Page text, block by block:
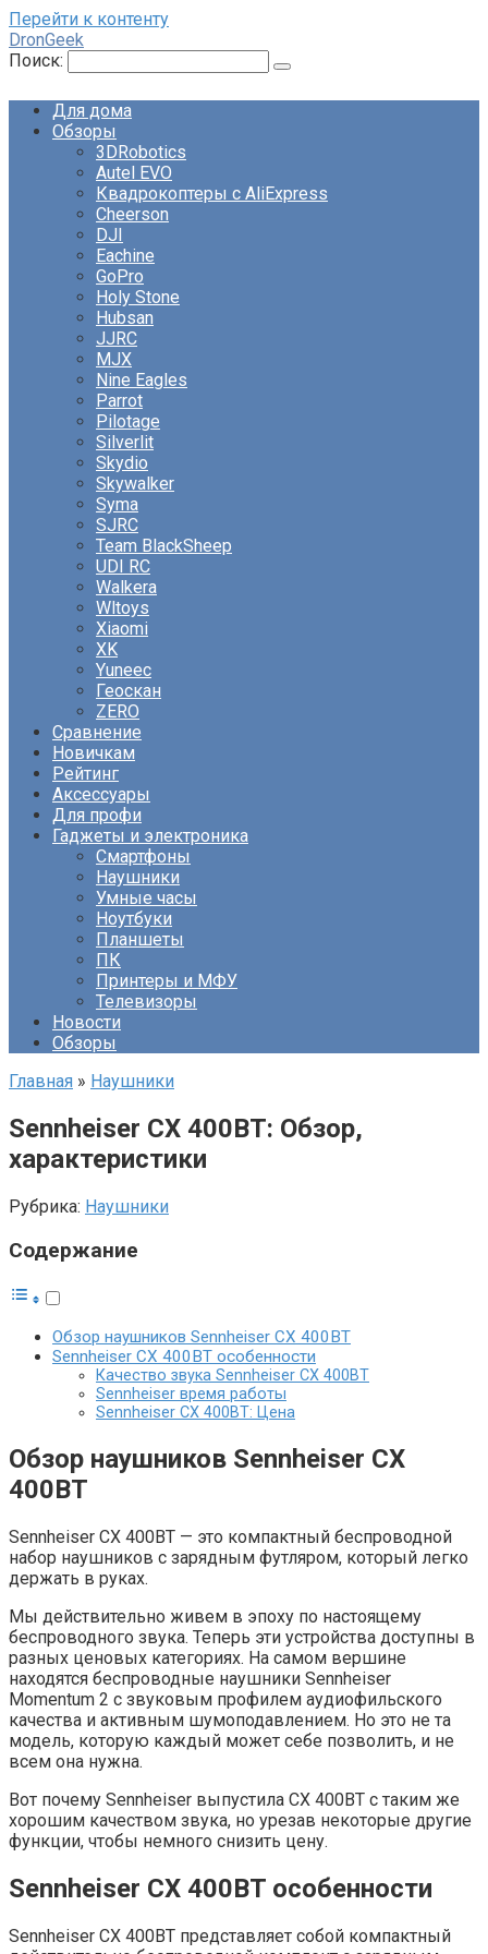
Перейти к контенту
DronGeek
Поиск:
Для дома
Обзоры
3DRobotics
Autel EVO
Квадрокоптеры с AliExpress
Cheerson
DJI
Eachine
GoPro
Holy Stone
Hubsan
JJRC
MJX
Nine Eagles
Parrot
Pilotage
Silverlit
Skydio
Skywalker
Syma
SJRC
Team BlackSheep
UDI RC
Walkera
Wltoys
Xiaomi
XK
Yuneec
Геоскан
ZERO
Сравнение
Новичкам
Рейтинг
Аксессуары
Для профи
Гаджеты и электроника
Смартфоны
Наушники
Умные часы
Ноутбуки
Планшеты
ПК
Принтеры и МФУ
Телевизоры
Новости
Обзоры
Главная » Наушники
Sennheiser CX 400BT: Обзор,
характеристики
Рубрика: Наушники
Содержание
Обзор наушников Sennheiser CX 400BT
Sennheiser CX 400BT особенности
Качество звука Sennheiser CX 400BT
Sennheiser время работы
Sennheiser CX 400BT: Цена
Обзор наушников Sennheiser CX
400BT
Sennheiser CX 400BT — это компактный беспроводной
набор наушников с зарядным футляром, который легко
держать в руках.
Мы действительно живем в эпоху по настоящему
беспроводного звука. Теперь эти устройства доступны в
разных ценовых категориях. На самом вершине
находятся беспроводные наушники Sennheiser
Momentum 2 с звуковым профилем аудиофильского
качества и активным шумоподавлением. Но это не та
модель, которую каждый может себе позволить, и не
всем она нужна.
Вот почему Sennheiser выпустила CX 400BT с таким же
хорошим качеством звука, но урезав некоторые другие
функции, чтобы немного снизить цену.
Sennheiser CX 400BT особенности
Sennheiser CX 400BT представляет собой компактный